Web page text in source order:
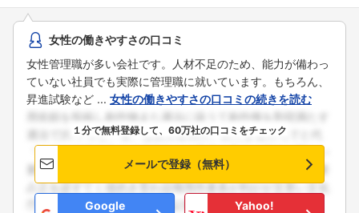
女性の働きやすさの口コミ
女性管理職が多い会社です。人材不足のため、能力が備わっ
ていない社員でも実際に管理職に就いています。もちろん、
昇進試験など ... 女性の働きやすさの口コミの続きを読む
１分で無料登録して、60万社の口コミをチェック
メールで登録（無料）
Google
Yahoo!